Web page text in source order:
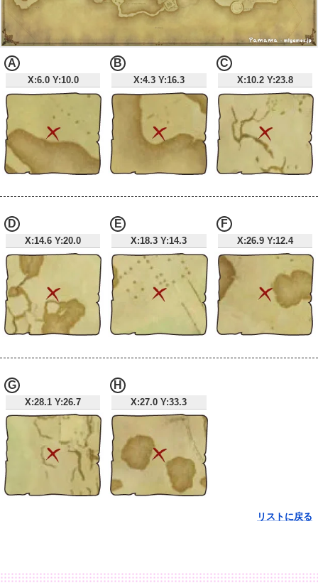
X:6.0 Y:10.0
A
X:4.3 Y:16.3
B
X:10.2 Y:23.8
C
X:14.6 Y:20.0
D
X:18.3 Y:14.3
E
X:26.9 Y:12.4
F
X:28.1 Y:26.7
G
X:27.0 Y:33.3
H
リストに戻る